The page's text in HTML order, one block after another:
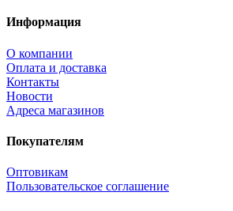
Информация
О компании
Оплата и доставка
Контакты
Новости
Адреса магазинов
Покупателям
Оптовикам
Пользовательское соглашение